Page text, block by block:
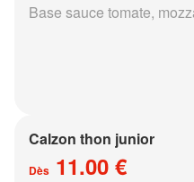
Base sauce tomate,
Calzon thon junior
Dès 11.00 €